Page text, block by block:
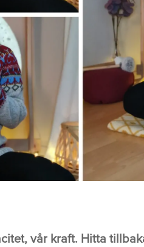
vår kraft. Hitta